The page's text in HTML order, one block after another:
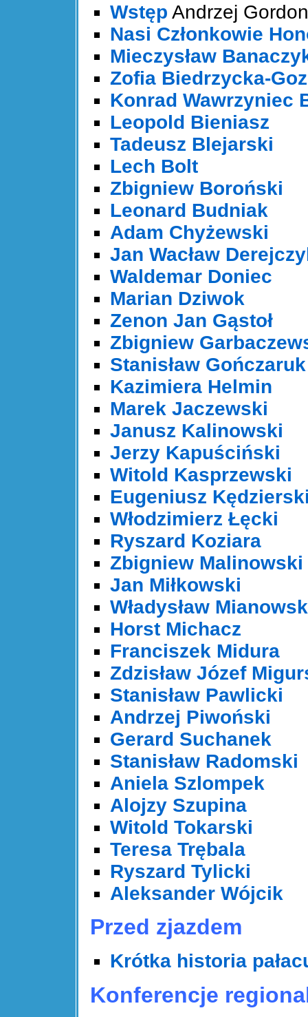
Wstęp Andrzej Gordon
Nasi Członkowie
Mieczysław
Zofia Biedrzycka-
Konrad Wawrzyniec
Leopold Bieniasz
Tadeusz Blejarski
Lech Bolt
Zbigniew Boroński
Leonard Budniak
Adam Chyżewski
Jan Wacław
Waldemar Doniec
Marian Dziwok
Zenon Jan Gąstoł
Zbigniew
Stanisław Gończaruk
Kazimiera Helmin
Marek Jaczewski
Janusz Kalinowski
Jerzy Kapuściński
Witold Kasprzewski
Eugeniusz
Włodzimierz Łęcki
Ryszard Koziara
Zbigniew Malinowski
Jan Miłkowski
Władysław
Horst Michacz
Franciszek Midura
Zdzisław Józef
Stanisław Pawlicki
Andrzej Piwoński
Gerard Suchanek
Stanisław Radomski
Aniela Szlompek
Alojzy Szupina
Witold Tokarski
Teresa Trębala
Ryszard Tylicki
Aleksander Wójcik
Przed zjazdem
Krótka historia
Konferencje